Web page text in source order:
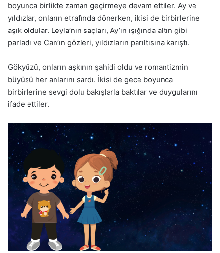
boyunca birlikte zaman geçirmeye devam ettiler. Ay ve
yıldızlar, onların etrafında dönerken, ikisi de birbirlerine
aşık oldular. Leyla’nın saçları, Ay’ın ışığında altın gibi
parladı ve Can’ın gözleri, yıldızların parıltısına karıştı.
Gökyüzü, onların aşkının şahidi oldu ve romantizmin
büyüsü her anlarını sardı. İkisi de gece boyunca
birbirlerine sevgi dolu bakışlarla baktılar ve duygularını
ifade ettiler.